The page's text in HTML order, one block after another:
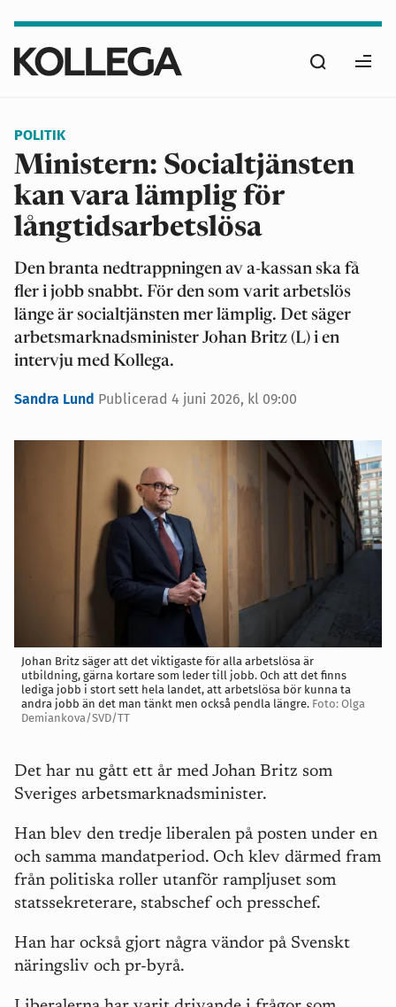
huvudinnehåll
Sök
POLITIK
Ministern: Socialtjänsten
kan vara lämplig för
långtidsarbetslösa
Den branta nedtrappningen av a-kassan ska få
fler i jobb snabbt. För den som varit arbetslös
länge är socialtjänsten mer lämplig. Det säger
arbetsmarknadsminister Johan Britz (L) i en
intervju med Kollega.
Sandra Lund Publicerad 4 juni 2026, kl 09:00
Johan Britz säger att det viktigaste för alla arbetslösa är
utbildning, gärna kortare som leder till jobb. Och att det finns
lediga jobb i stort sett hela landet, att arbetslösa bör kunna ta
andra jobb än det man tänkt men också pendla längre. Foto: Olga
Demiankova/SVD/TT
Det har nu gått ett år med Johan Britz som
Sveriges arbetsmarknadsminister.
Han blev den tredje liberalen på posten under en
och samma mandatperiod. Och klev därmed fram
från politiska roller utanför rampljuset som
statssekreterare, stabschef och presschef.
Han har också gjort några vändor på Svenskt
näringsliv och pr-byrå.